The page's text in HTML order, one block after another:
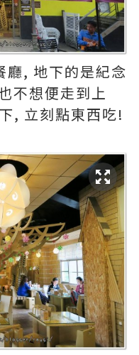
廳, 地下的是紀念
不想便走到上
, 立刻點東西吃!